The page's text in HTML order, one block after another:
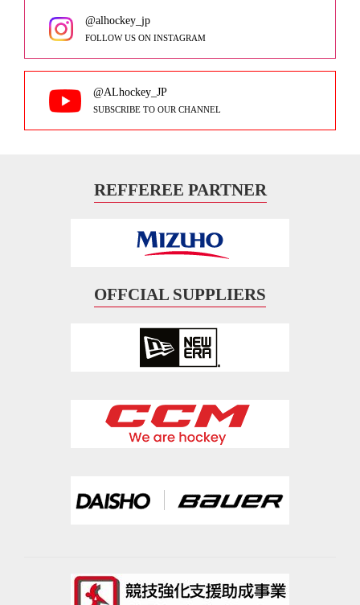
@alhockey_jp
FOLLOW US ON INSTAGRAM
@ALhockey_JP
SUBSCRIBE TO OUR CHANNEL
REFFEREE PARTNER
OFFCIAL SUPPLIERS